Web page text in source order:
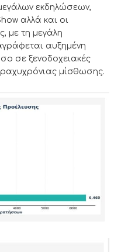
εκδηλώσεων,
αλλά και οι
με τη μεγάλη
αυξημένη
σε ξενοδοχειακές
μίσθωσης.